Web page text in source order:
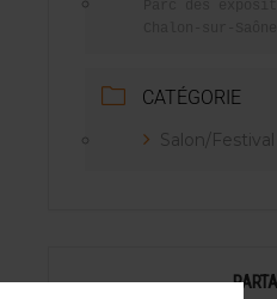
CATÉGORIE
Salon/Festival